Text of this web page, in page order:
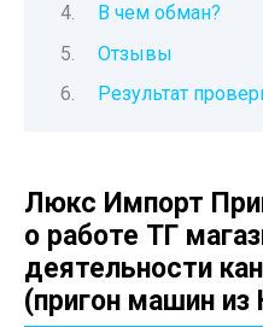
В чем обман?
Отзывы
Результат
Люкс Импорт
о работе ТГ
деятельности
(пригон машин из